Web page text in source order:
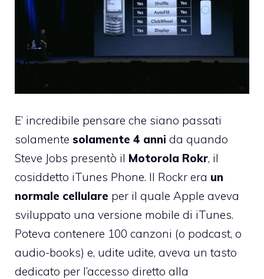
E’ incredibile pensare che siano passati
solamente solamente 4 anni da quando
Steve Jobs presentò il Motorola Rokr, il
cosiddetto iTunes Phone. Il Rockr era un
normale cellulare per il quale Apple aveva
sviluppato una versione mobile di iTunes.
Poteva contenere 100 canzoni (o podcast, o
audio-books) e, udite udite, aveva un tasto
dedicato per l’accesso diretto alla